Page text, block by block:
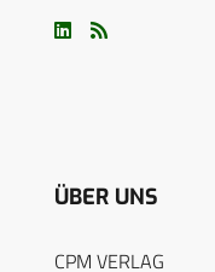
ÜBER UNS
CPM VERLAG